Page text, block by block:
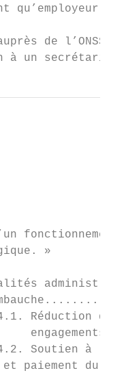
de
à un
»
Réduction de
Soutien à
paiement du